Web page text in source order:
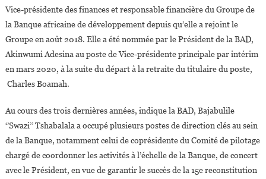
Du
Groupe
De
Africaine
Vice-présidente des finances et responsable financière du Groupe de
la Banque africaine de développement depuis qu’elle a rejoint le
Groupe en août 2018. Elle a été nommée par le Président de la BAD,
Akinwumi Adesina au poste de Vice-présidente principale par intérim
en mars 2020, à la suite du départ à la retraite du titulaire du poste,
Charles Boamah.
Au cours des trois dernières années, indique la BAD, Bajabulile
‘’Swazi’’ Tshabalala a occupé plusieurs postes de direction clés au sein
de la Banque, notamment celui de coprésidente du Comité de pilotage
chargé de coordonner les activités à l’échelle de la Banque, de concert
avec le Président, en vue de garantir le succès de la 15e reconstitution